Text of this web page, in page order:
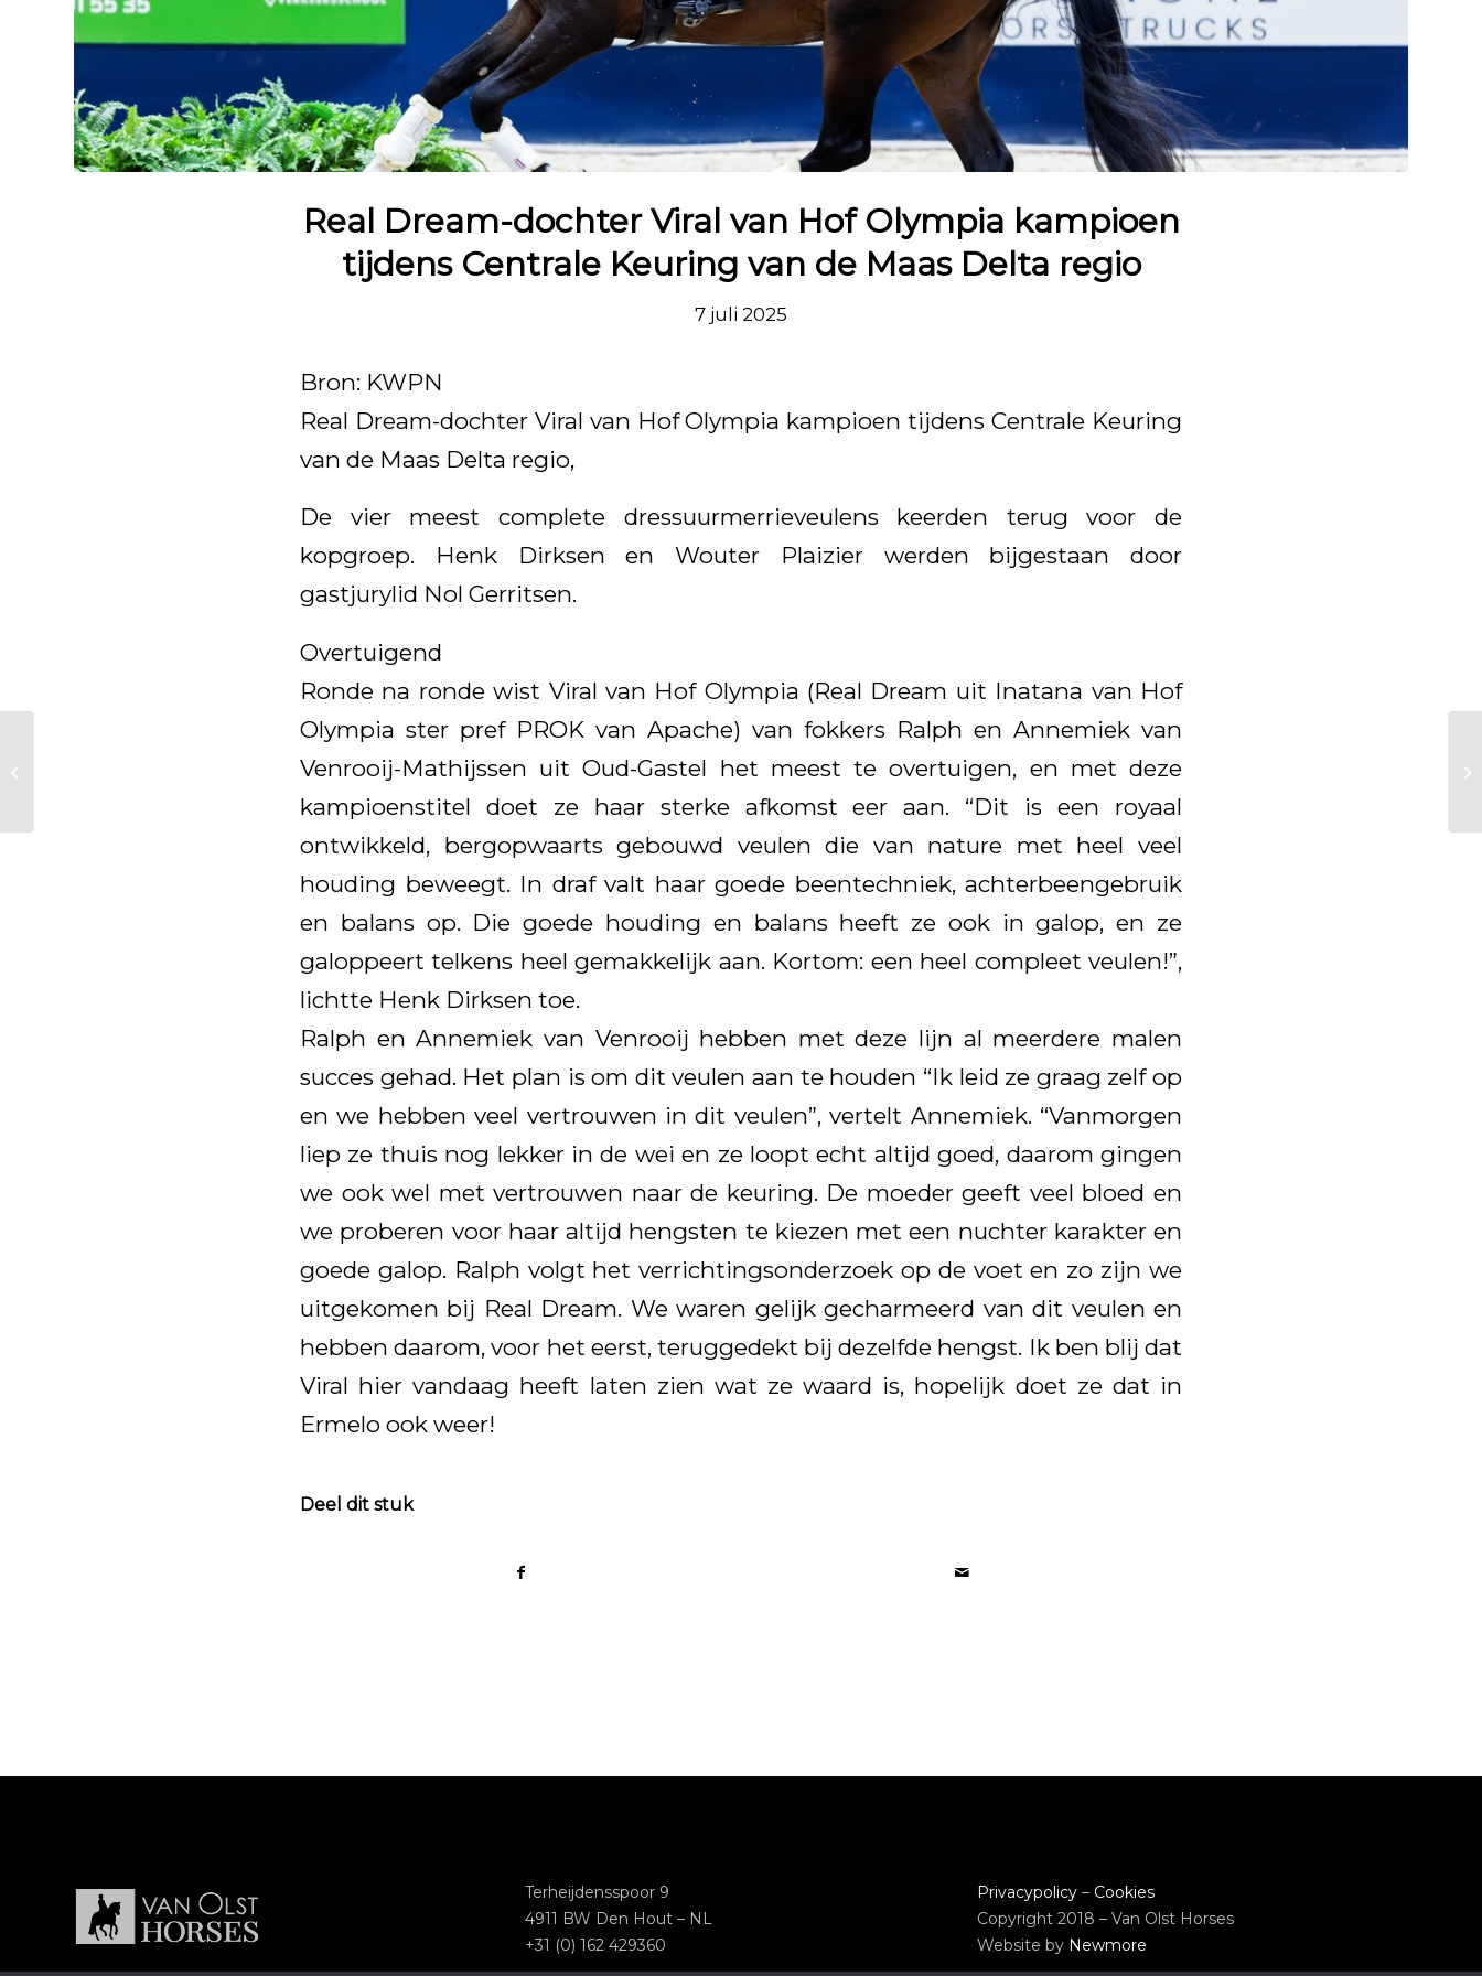
Real Dream-dochter Viral van Hof Olympia kampioen
tijdens Centrale Keuring van de Maas Delta regio
7 juli 2025
Bron: KWPN
Real Dream-dochter Viral van Hof Olympia kampioen tijdens Centrale Keuring
van de Maas Delta regio,
De vier meest complete dressuurmerrieveulens keerden terug voor de
kopgroep. Henk Dirksen en Wouter Plaizier werden bijgestaan door
gastjurylid Nol Gerritsen.
Overtuigend
Ronde na ronde wist Viral van Hof Olympia (Real Dream uit Inatana van Hof
Olympia ster pref PROK van Apache) van fokkers Ralph en Annemiek van
Venrooij-Mathijssen uit Oud-Gastel het meest te overtuigen, en met deze
kampioenstitel doet ze haar sterke afkomst eer aan. “Dit is een royaal
ontwikkeld, bergopwaarts gebouwd veulen die van nature met heel veel
houding beweegt. In draf valt haar goede beentechniek, achterbeengebruik
en balans op. Die goede houding en balans heeft ze ook in galop, en ze
galoppeert telkens heel gemakkelijk aan. Kortom: een heel compleet veulen!”,
lichtte Henk Dirksen toe.
Ralph en Annemiek van Venrooij hebben met deze lijn al meerdere malen
succes gehad. Het plan is om dit veulen aan te houden “Ik leid ze graag zelf op
en we hebben veel vertrouwen in dit veulen”, vertelt Annemiek. “Vanmorgen
liep ze thuis nog lekker in de wei en ze loopt echt altijd goed, daarom gingen
we ook wel met vertrouwen naar de keuring. De moeder geeft veel bloed en
we proberen voor haar altijd hengsten te kiezen met een nuchter karakter en
goede galop. Ralph volgt het verrichtingsonderzoek op de voet en zo zijn we
uitgekomen bij Real Dream. We waren gelijk gecharmeerd van dit veulen en
hebben daarom, voor het eerst, teruggedekt bij dezelfde hengst. Ik ben blij dat
Viral hier vandaag heeft laten zien wat ze waard is, hopelijk doet ze dat in
Ermelo ook weer!
Deel dit stuk
Terheijdensspoor 9
4911 BW Den Hout – NL
+31 (0) 162 429360
Privacypolicy– Cookies
Copyright 2018 – Van Olst Horses
Website by Newmore